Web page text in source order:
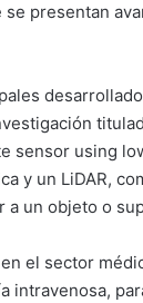
presentan
sensor using
y un LiDAR,
un objeto o
el sector
intravenosa,